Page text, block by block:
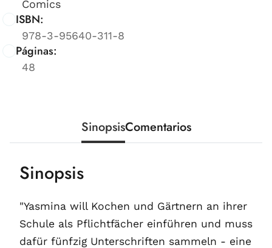
Comics
ISBN:
978-3-95640-311-8
Páginas:
48
SinopsisComentarios
Sinopsis
"Yasmina will Kochen und Gärtnern an ihrer
Schule als Pflichtfächer einführen und muss
dafür fünfzig Unterschriften sammeln - eine